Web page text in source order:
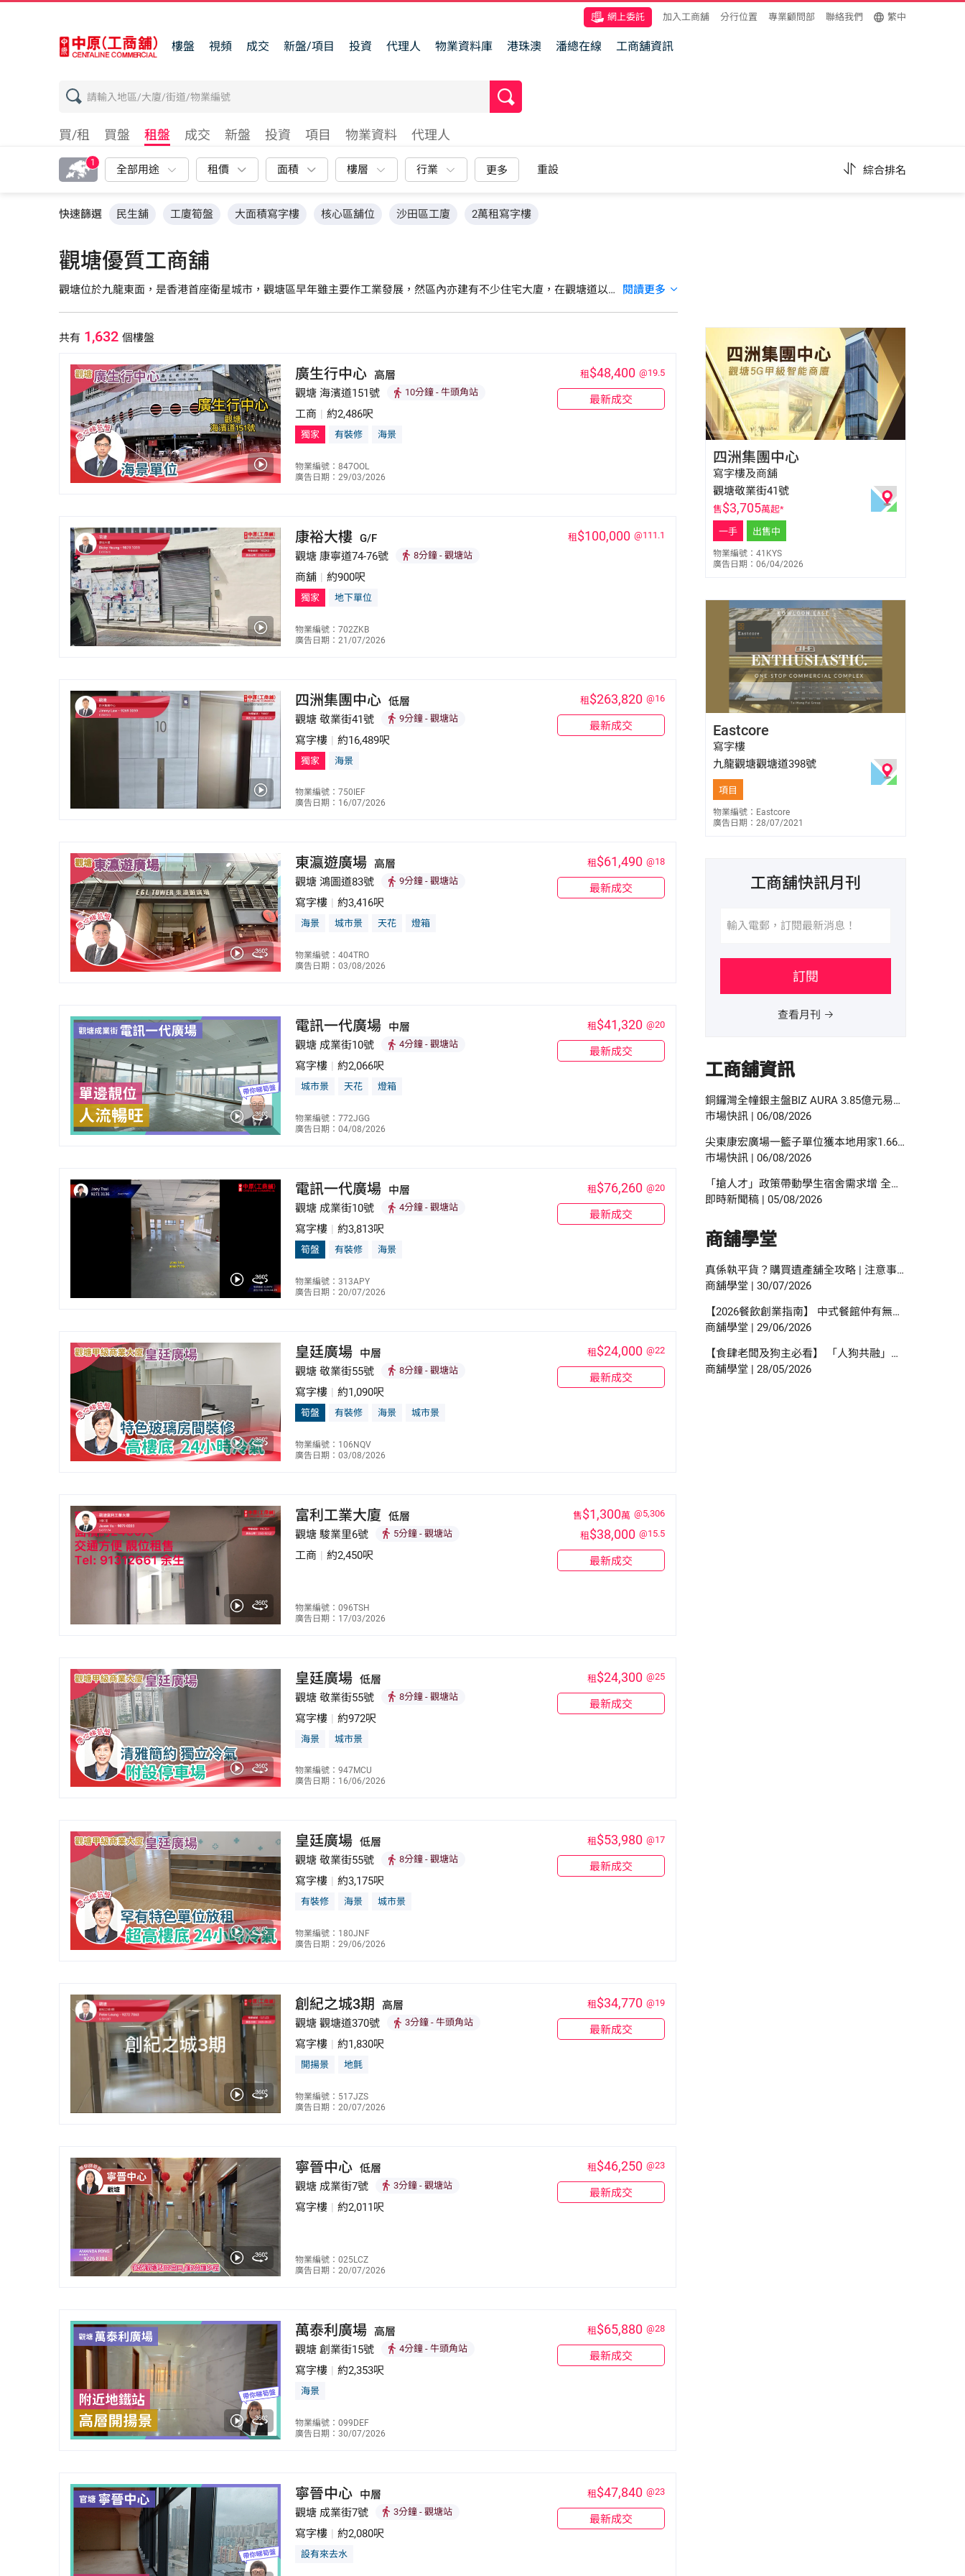
網上委託 加入工商舖 分行位置 專業顧問部 聯絡我們 繁中
樓盤 視頻 成交 新盤/項目 投資 代理人 物業資料庫 港珠澳 潘總在線 工商舖資訊
買/租 買盤 租盤 成交 新盤 投資 項目 物業資料 代理人
1
全部用途 租價 面積 樓層 行業 更多 重設 綜合排名
快速篩選 民生舖 工廈筍盤 大面積寫字樓 核心區舖位 沙田區工廈 2萬租寫字樓
觀塘優質工商舖
觀塘位於九龍東面，是香港首座衛星城市，觀塘區早年雖主要作工業發展，然區內亦建有不少住宅大廈，在觀塘道以
少優質甲級寫字樓大廈，如宏基資本大廈、創紀之城、友邦九龍大樓、萬泰利廣場及絲寶國際大廈等。 apm及裕民坊
開設了不少金舖及首飾珠寶店，而瑞和街則是傳統街市段，是區內市民買菜及日常生活用品的主要地方。 觀塘區除了
有觀塘港鐵站外，亦有多條小巴及巴士路線，前往港九新界各區皆十分便捷，區內亦有觀塘碼頭，可乘渡輪前往北
角；觀塘市中心重建項目為香港史上最大規模的市區重建項目，第一至第三期已完成，觀塘區未來將進一步變天，區
內工商舖物業前景看俏。
閱讀更多
共有 1,632 個樓盤
廣生行中心 高層
觀塘 海濱道151號
10分鐘 - 牛頭角站
工商 | 約2,486呎
獨家 有裝修 海景
物業編號：847OOL
廣告日期：29/03/2026
租$48,400 @19.5
最新成交
康裕大樓 G/F
觀塘 康寧道74-76號
8分鐘 - 觀塘站
商舖 | 約900呎
獨家 地下單位
物業編號：702ZKB
廣告日期：21/07/2026
租 $100,000 @111.1
四洲集團中心 低層
觀塘 敬業街41號
9分鐘 - 觀塘站
寫字樓 | 約16,489呎
獨家 海景
物業編號：750IEF
廣告日期：16/07/2026
租$263,820 @16
最新成交
東瀛遊廣場 高層
觀塘 鴻圖道83號
9分鐘 - 觀塘站
寫字樓 約3,416呎
海景 城市景 天花 燈箱
物業編號：404TRO
廣告日期：03/08/2026
租$61,490 @18
最新成交
電訊一代廣場
中層
觀塘 成業街10號
4分鐘 - 觀塘站
寫字樓 | 約2,066呎
城市景 天花 燈箱
物業編號：772JGG
廣告日期：04/08/2026
租$41,320 @20
最新成交
電訊一代廣場
中層
觀塘 成業街10號
4分鐘 - 觀塘站
寫字樓 | 約3,813呎
筍盤 有裝修 海景
物業編號：313APY
廣告日期：20/07/2026
租$76,260 @20
最新成交
皇廷廣場
中層
觀塘 敬業街55號
8分鐘 - 觀塘站
寫字樓 | 約1,090呎
筍盤 有裝修 海景 城市景
物業編號：106NQV
廣告日期：03/08/2026
租 $24,000 @22
最新成交
富利工業大廈
低層
觀塘 駿業里6號
5分鐘 - 觀塘站
工商 | 約2,450呎
物業編號：096TSH
廣告日期：17/03/2026
售$1,300萬 @5,306
租$38,000 @15.5
最新成交
皇廷廣場 低層
觀塘 敬業街55號
8分鐘 - 觀塘站
寫字樓 | 約972呎
海景 城市景
物業編號：947MCU
廣告日期：16/06/2026
租$24,300 @25
最新成交
皇廷廣場 低層
觀塘 敬業街55號
8分鐘 - 觀塘站
寫字樓 約3,175呎
有裝修 海景 城市景
物業編號：180JNF
廣告日期：29/06/2026
租$53,980 @17
最新成交
創紀之城3期
高層
觀塘 觀塘道370號
3分鐘 - 牛頭角站
寫字樓 | 約1,830呎
開揚景 地氈
物業編號：517JZS
廣告日期：20/07/2026
租$34,770 @19
最新成交
寧晉中心 低層
觀塘 成業街7號
3分鐘 - 觀塘站
寫字樓 | 約2,011呎
物業編號：025LCZ
廣告日期：20/07/2026
租 $46,250 @23
最新成交
萬泰利廣場 高層
觀塘 創業街15號
4分鐘 - 牛頭角站
寫字樓 | 約2,353呎
海景
物業編號：099DEF
廣告日期：30/07/2026
租 $65,880 @28
最新成交
寧晉中心
中層
觀塘 成業街7號
3分鐘 - 觀塘站
寫字樓 | 約2,080呎
設有來去水
租$47,840 @23
最新成交
E-101298
9521 9539
四洲集團中心
寫字樓及商舖
觀塘敬業街41號
售$3,705萬起*
一手 出售中
物業編號：41KYS
廣告日期：06/04/2026
E-101298
Eastcore
寫字樓
九龍觀塘觀塘道398號
項目
物業編號：Eastcore
廣告日期：28/07/2021
工商舖快訊月刊
訂閱
查看月刊
工商舖資訊
銅鑼灣全幢銀主盤BIZ AURA 3.85億元易手 市傳獲藍帶啤酒代理商承接
市場快訊 | 06/08/2026
尖東康宏廣場一籃子單位獲本地用家1.66億元接貨 原業主持貨22年賺27%
市場快訊 | 06/08/2026
「搶人才」政策帶動學生宿舍需求增 全方位改裝升值潛力高 佐敦廟街95至97號全幢獨家放售 意向價約1.08億元
即時新聞稿 | 05/08/2026
商舖學堂
真係執平貨？購買遺產舖全攻略 | 注意事項、手續程序與按揭申請指南
商舖學堂 | 30/07/2026
【2026餐飲創業指南】 中式餐館仲有無得做？邊類食肆數目增幅最多？研究報告中尋找餐飲創業貼士？
商舖學堂 | 29/06/2026
【食肆老闆及狗主必看】 「人狗共融」餐飲新時代 | 食環署指引懶人包！
商舖學堂 | 28/05/2026